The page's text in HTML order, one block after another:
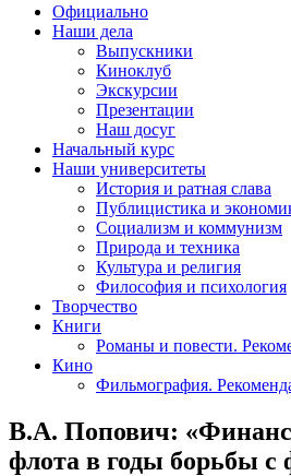
Официально
Наши дела
Выпускники
Киноклуб
Экскурсии
Презентации
Наш досуг
Начальный курс
Наши университеты
История и ратная слава
Публицистика и
Социализм и коммунизм
Природа и техника
Культура и религия
Философия и психология
Творчество
Книги
Романы и повести.
Кино
Фильмография.
В.А. Попович:
флота в годы борьбы